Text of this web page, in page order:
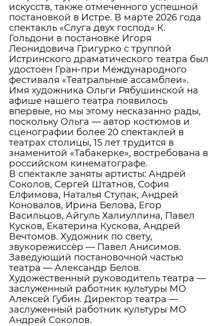
искусств, также отмеченного успешной
постановкой в Истре. В марте 2026 года
спектакль «Слуга двух господ» К.
Гольдони в постановке Игоря
Леонидовича Григурко с труппой
Истринского драматического театра был
удостоен Гран-при Международного
фестиваля «Театральные ассамблеи».
Имя художника Ольги Рябушинской на
афише нашего театра появилось
впервые, но мы этому несказанно рады,
поскольку Ольга — автор костюмов и
сценографии более 20 спектаклей в
театрах столицы, 15 лет трудится в
знаменитой «Табакерке», востребована в
российском кинематографе.
В спектакле заняты артисты: Андрей
Соколов, Сергей Штатнов, София
Елфимова, Наталья Ступак, Андрей
Коновалов, Ирина Белова, Егор
Васильцов, Айгуль Халиуллина, Павел
Кусков, Екатерина Кускова, Андрей
Вечтомов. Художник по свету,
звукорежиссёр — Павел Анисимов.
Заведующий постановочной частью
театра — Александр Белов.
Художественный руководитель театра —
заслуженный работник культуры МО
Алексей Губин. Директор театра —
заслуженный работник культуры МО
Андрей Соколов.